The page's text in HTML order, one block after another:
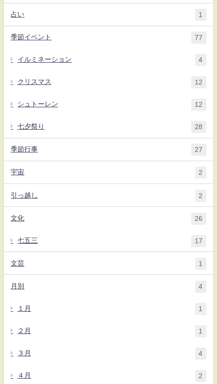
占い 1
季節イベント 77
イルミネーション 4
クリスマス 12
シュトーレン 12
七夕祭り 28
季節行事 27
宇宙 2
引っ越し 2
文化 26
七五三 17
文芸 1
月別 4
１月 1
２月 1
３月 4
４月 2